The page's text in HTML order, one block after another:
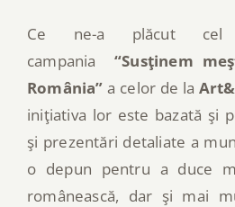
Ce ne-a plăcut
campania
“Susţinem
România” a celor de la
iniţiativa lor este bazată şi
şi prezentări detaliate a
o depun pentru a duce
românească, dar şi mai